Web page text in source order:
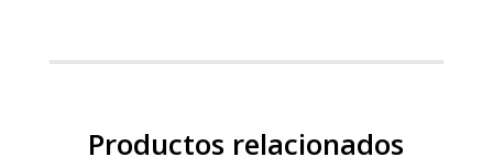
Productos relacionados